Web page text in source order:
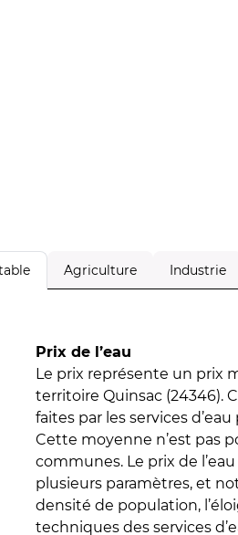
Agriculture Industrie
Prix de l’eau
Le prix représente un prix
territoire Quinsac (24346).
faites par les services
Cette moyenne n’est pas
communes. Le prix de
plusieurs paramètres, et
densité de population,
techniques des services